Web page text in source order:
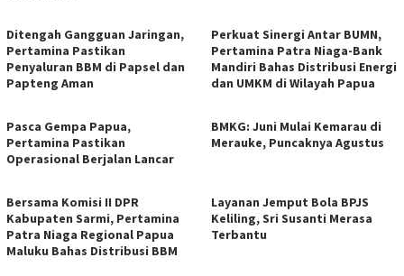
Ditengah Gangguan Jaringan,
Pertamina Pastikan
Penyaluran BBM di Papsel dan
Papteng Aman
Perkuat Sinergi Antar BUMN,
Pertamina Patra Niaga-Bank
Mandiri Bahas Distribusi Energi
dan UMKM di Wilayah Papua
Pasca Gempa Papua,
Pertamina Pastikan
Operasional Berjalan Lancar
BMKG: Juni Mulai Kemarau di
Merauke, Puncaknya Agustus
Bersama Komisi II DPR
Kabupaten Sarmi, Pertamina
Patra Niaga Regional Papua
Maluku Bahas Distribusi BBM
Layanan Jemput Bola BPJS
Keliling, Sri Susanti Merasa
Terbantu